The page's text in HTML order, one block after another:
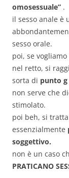
omosessuale” .
il sesso anale è
sesso orale.
poi, se
nel retto, si
sorta di punto g
non serve che
stimolato.
poi beh, si
essenzialmente
soggettivo.
non è un caso
PRATICANO